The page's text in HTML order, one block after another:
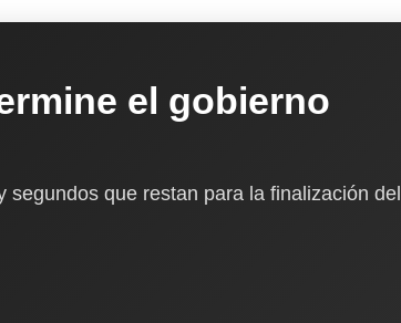
el gobierno
que restan para la finalización del